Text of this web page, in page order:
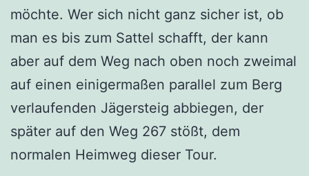
möchte. Wer sich nicht ganz sicher ist, ob
man es bis zum Sattel schafft, der kann
aber auf dem Weg nach oben noch zweimal
auf einen einigermaßen parallel zum Berg
verlaufenden Jägersteig abbiegen, der
später auf den Weg 267 stößt, dem
normalen Heimweg dieser Tour.